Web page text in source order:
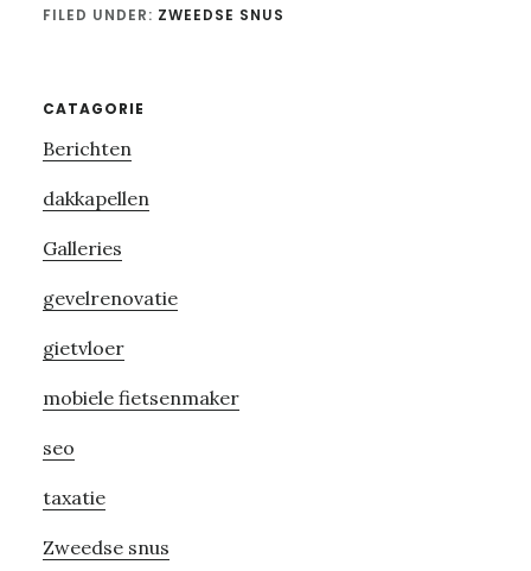
FILED UNDER: ZWEEDSE SNUS
Primary
Sidebar
CATAGORIE
Berichten
dakkapellen
Galleries
gevelrenovatie
gietvloer
mobiele fietsenmaker
seo
taxatie
Zweedse snus